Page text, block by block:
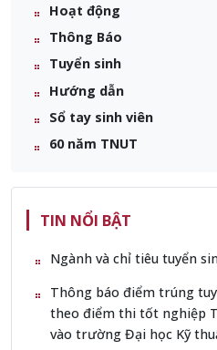
Hoạt động
Thông Báo
Tuyển sinh
Hướng dẫn
Sổ tay sinh viên
60 năm TNUT
TIN NỔI BẬT
Ngành và chỉ tiêu tuyển
Thông báo điểm trúng
theo điểm thi tốt nghiệp
vào trường Đại học Kỹ